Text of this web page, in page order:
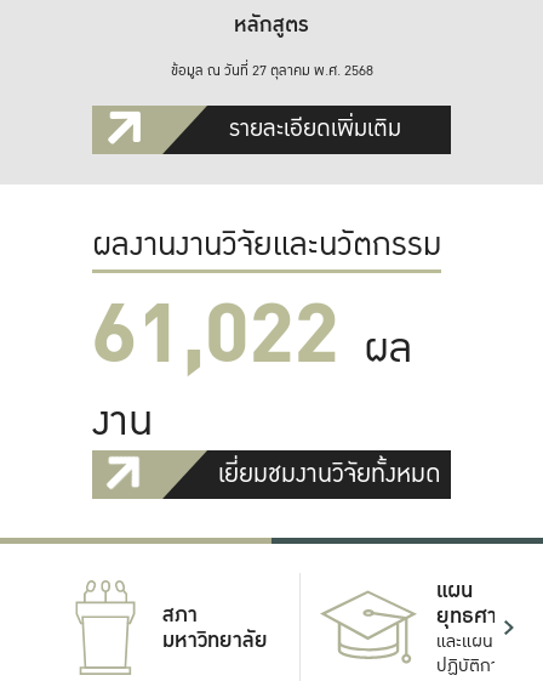
หลักสูตร
ข้อมูล ณ วันที่ 27 ตุลาคม พ.ศ. 2568
รายละเอียดเพิ่มเติม
ผลงานงานวิจัยและนวัตกรรม
61,022 ผล
งาน
เยี่ยมชมงานวิจัยทั้งหมด
สภา
มหาวิทยาลัย
แผน
ยุทธศาสตร์
และแผน
ปฏิบัติการ